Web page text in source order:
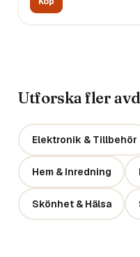
Utforska fler
Elektronik & Tillbehör
Hem & Inredning
Skönhet & Hälsa